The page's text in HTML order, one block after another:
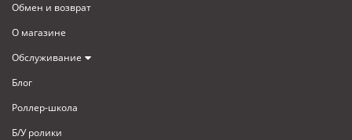
Обмен и возврат
О магазине
Обслуживание
Блог
Роллер-школа
Б/У ролики